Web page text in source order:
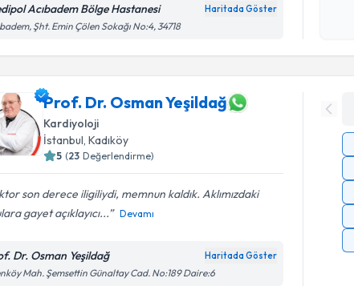
Acıbadem Bölge Hastanesi Haritada Göster
Şht. Emin Çölen Sokağı No:4, 34718
Prof. Dr. Osman Yeşildağ
Kardiyoloji
İstanbul , Kadıköy
5 (23 Değerlendirme)
son derece iligiliydi, memnun kaldık. Aklımızdaki
gayet açıklayıcı...
Devamı
Dr. Osman Yeşildağ Haritada Göster
Mah. Şemsettin Günaltay Cad. No:189 Daire:6